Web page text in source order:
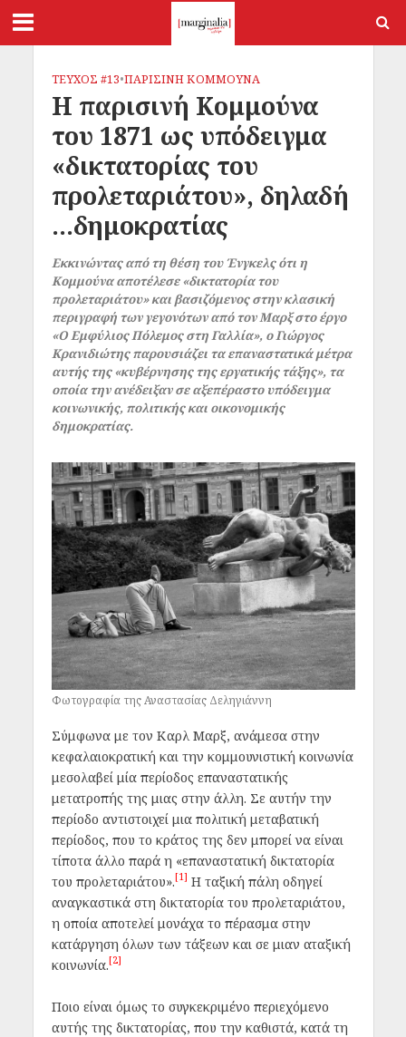
ΤΕΥΧΟΣ #13•ΠΑΡΙΣΙΝΗ ΚΟΜΜΟΥΝΑ
Η παρισινή Κομμούνα
του 1871 ως υπόδειγμα
«δικτατορίας του
προλεταριάτου», δηλαδή
…δημοκρατίας
Εκκινώντας από τη θέση του Ένγκελς ότι η
Κομμούνα αποτέλεσε «δικτατορία του
προλεταριάτου» και βασιζόμενος στην κλασική
περιγραφή των γεγονότων από τον Μαρξ στο έργο
«Ο Εμφύλιος Πόλεμος στη Γαλλία», ο Γιώργος
Κρανιδιώτης παρουσιάζει τα επαναστατικά μέτρα
αυτής της «κυβέρνησης της εργατικής τάξης», τα
οποία την ανέδειξαν σε αξεπέραστο υπόδειγμα
κοινωνικής, πολιτικής και οικονομικής
δημοκρατίας.
Φωτογραφία της Αναστασίας Δεληγιάννη
Σύμφωνα με τον Καρλ Μαρξ, ανάμεσα στην
κεφαλαιοκρατική και την κομμουνιστική κοινωνία
μεσολαβεί μία περίοδος επαναστατικής
μετατροπής της μιας στην άλλη. Σε αυτήν την
περίοδο αντιστοιχεί μια πολιτική μεταβατική
περίοδος, που το κράτος της δεν μπορεί να είναι
τίποτα άλλο παρά η «επαναστατική δικτατορία
του προλεταριάτου».[1] Η ταξική πάλη οδηγεί
αναγκαστικά στη δικτατορία του προλεταριάτου,
η οποία αποτελεί μονάχα το πέρασμα στην
κατάργηση όλων των τάξεων και σε μιαν αταξική
κοινωνία.[2]
Ποιο είναι όμως το συγκεκριμένο περιεχόμενο
αυτής της δικτατορίας, που την καθιστά, κατά τη